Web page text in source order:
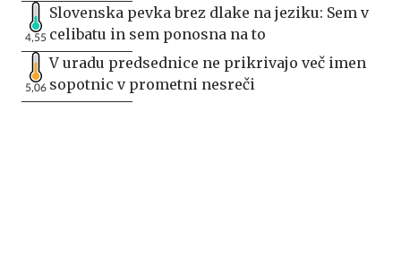
4,55
Slovenska pevka brez dlake na jeziku: Sem v
celibatu in sem ponosna na to
5,06
V uradu predsednice ne prikrivajo več imen
sopotnic v prometni nesreči